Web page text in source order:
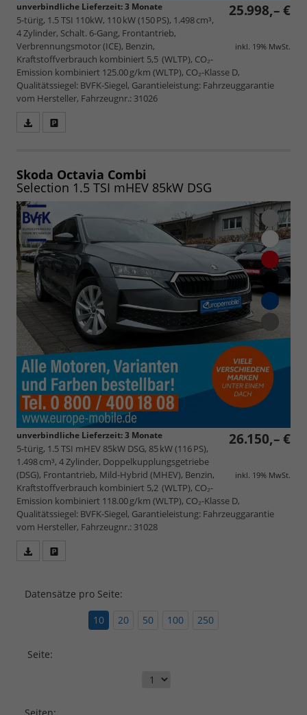
25.998,– €
inkl. 19% MwSt.
unverbindliche Lieferzeit:3 Monate
5-türig, 1.5 TSI 110kW, 110 kW (150 PS), 1.498 cm³,
4 Zylinder, Schalt. 6-Gang, Frontantrieb,
Verbrennungsmotor (ICE), Benzin,
Kraftstoffverbrauch kombiniert 5,5 (WLTP), CO₂-
Emission kombiniert 125.00 g/km (WLTP), CO₂-Klasse D,
Qualitätssiegel: BVFK-Siegel, Garantieleistung: Fahrzeuggarantie
vom Hersteller, Fahrzeugnr.: 31026
speichern/drucken
Skoda Octavia Combi
Selection 1.5 TSI mHEV 85kW DSG
26.150,– €
inkl. 19% MwSt.
unverbindliche Lieferzeit:3 Monate
5-türig, 1.5 TSI mHEV 85kW DSG, 85 kW (116 PS),
1.498 cm³, 4 Zylinder, Doppelkupplungsgetriebe
(DSG), Frontantrieb, Mild-Hybrid (MHEV), Benzin,
Kraftstoffverbrauch kombiniert 5,2 (WLTP), CO₂-
Emission kombiniert 118.00 g/km (WLTP), CO₂-Klasse D,
Qualitätssiegel: BVFK-Siegel, Garantieleistung: Fahrzeuggarantie
vom Hersteller, Fahrzeugnr.: 31028
speichern/drucken
Datensätze pro Seite:
10
20 50 100 250
Seite: